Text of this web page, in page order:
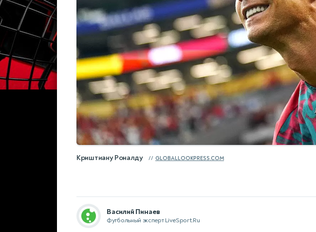
Криштиану Роналду GLOBALLOOKPRESS.COM
Василий Пинаев
Футбольный эксперт LiveSport.Ru